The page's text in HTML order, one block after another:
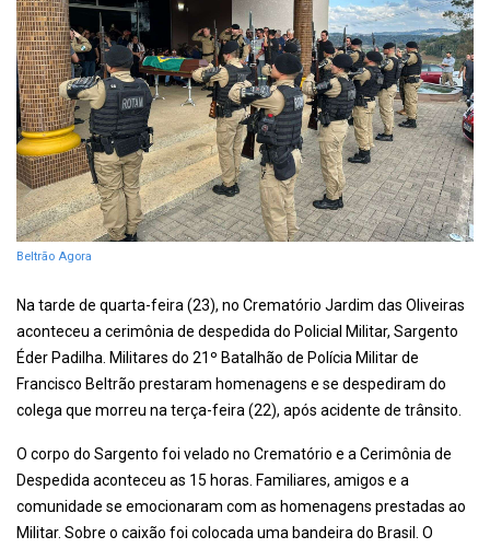
Beltrão Agora
Na tarde de quarta-feira (23), no Crematório Jardim das Oliveiras
aconteceu a cerimônia de despedida do Policial Militar, Sargento
Éder Padilha. Militares do 21º Batalhão de Polícia Militar de
Francisco Beltrão prestaram homenagens e se despediram do
colega que morreu na terça-feira (22), após acidente de trânsito.
O corpo do Sargento foi velado no Crematório e a Cerimônia de
Despedida aconteceu as 15 horas. Familiares, amigos e a
comunidade se emocionaram com as homenagens prestadas ao
Militar. Sobre o caixão foi colocada uma bandeira do Brasil. O